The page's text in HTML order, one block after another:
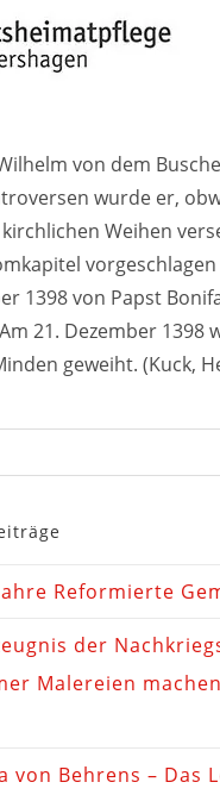
von dem
wurde er,
Weihen
1398 von Papst
21. Dezember 1398
geweiht. (Kuck,
Reformierte
der
Malereien
von Behrens – Das